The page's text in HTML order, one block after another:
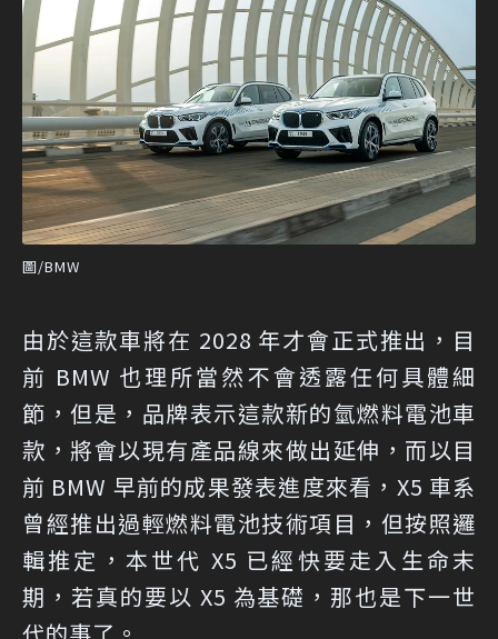
圖/BMW
由於這款車將在 2028 年才會正式推出，目
前 BMW 也理所當然不會透露任何具體細
節，但是，品牌表示這款新的氫燃料電池車
款，將會以現有產品線來做出延伸，而以目
前 BMW 早前的成果發表進度來看，X5 車系
曾經推出過輕燃料電池技術項目，但按照邏
輯推定，本世代 X5 已經快要走入生命末
期，若真的要以 X5 為基礎，那也是下一世